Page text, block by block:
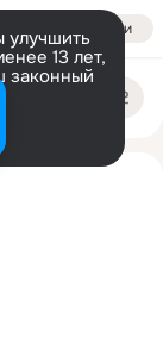
Войти
13 лет,
законный